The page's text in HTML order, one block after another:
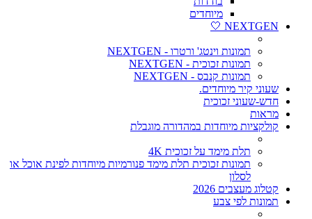
מיוחדים
NEXTGEN 🤍
תמונות וינטג' ורטרו - NEXTGEN
תמונות זכוכית - NEXTGEN
תמונות קנבס - NEXTGEN
שעוני קיר מיוחדים.
חדש-שעוני זכוכית
מראות
קולקציות מיוחדות במהדורה מוגבלת
תלת מימד על זכוכית 4K
תמונות זכוכית תלת מימד פנורמיות מיוחדות לפינת אוכל או
לסלון
קטלוג מעצבים 2026
תמונות לפי צבע